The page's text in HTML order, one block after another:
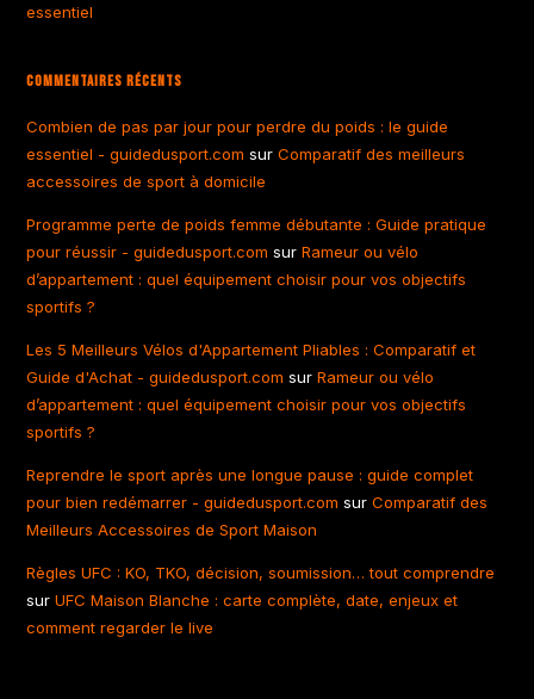
essentiel
Commentaires Récents
Combien de pas par jour pour perdre du poids : le guide
essentiel - guidedusport.com surComparatif des meilleurs
accessoires de sport à domicile
Programme perte de poids femme débutante : Guide pratique
pour réussir - guidedusport.com surRameur ou vélo
d’appartement : quel équipement choisir pour vos objectifs
sportifs ?
Les 5 Meilleurs Vélos d'Appartement Pliables : Comparatif et
Guide d'Achat - guidedusport.com surRameur ou vélo
d’appartement : quel équipement choisir pour vos objectifs
sportifs ?
Reprendre le sport après une longue pause : guide complet
pour bien redémarrer - guidedusport.com surComparatif des
Meilleurs Accessoires de Sport Maison
Règles UFC : KO, TKO, décision, soumission… tout comprendre
surUFC Maison Blanche : carte complète, date, enjeux et
comment regarder le live